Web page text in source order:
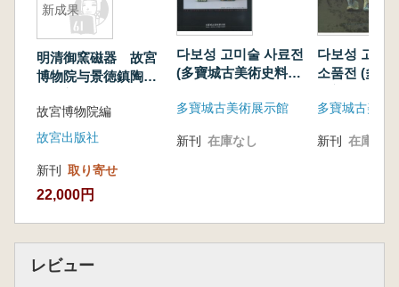
新成果
明清御窯磁器 故宮
博物院与景徳鎮陶磁
故宮博物院編
故宮出版社
新刊 取り寄せ
22,000円
다보성 고미술 사료전
(多寶城古美術史料
多寶城古美術展示館
新刊 在庫なし
다보성 고미
소품전 (多寶
多寶城古美術
新刊 在庫なし
レビュー